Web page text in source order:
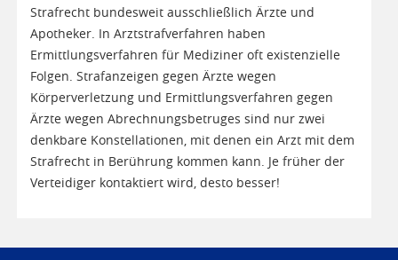
Strafrecht bundesweit ausschließlich Ärzte und
Apotheker. In Arztstrafverfahren haben
Ermittlungsverfahren für Mediziner oft existenzielle
Folgen. Strafanzeigen gegen Ärzte wegen
Körperverletzung und Ermittlungsverfahren gegen
Ärzte wegen Abrechnungsbetruges sind nur zwei
denkbare Konstellationen, mit denen ein Arzt mit dem
Strafrecht in Berührung kommen kann. Je früher der
Verteidiger kontaktiert wird, desto besser!